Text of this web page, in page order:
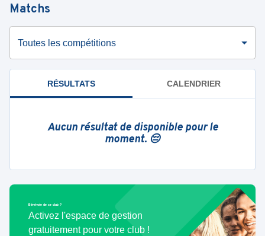
Matchs
Toutes les compétitions
RÉSULTATS CALENDRIER
Aucun résultat de disponible pour le
moment. 😔
Bénévole de ce club ?
Activez l'espace de gestion
gratuitement pour votre club !